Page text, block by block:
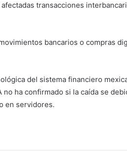
transacciones
bancarios o compras
del sistema financiero
ha confirmado si la caída se
en servidores.